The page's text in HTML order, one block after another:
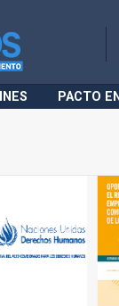
PACTO